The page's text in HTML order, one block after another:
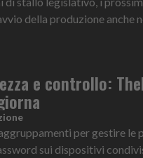
della produzione anche
e controllo:
per gestire le
sui dispositivi